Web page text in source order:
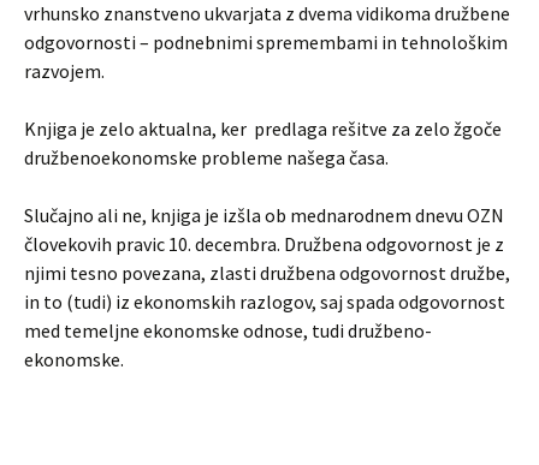
vrhunsko znanstveno ukvarjata z dvema vidikoma družbene
odgovornosti – podnebnimi spremembami in tehnološkim
razvojem.
Knjiga je zelo aktualna, ker predlaga rešitve za zelo žgoče
družbenoekonomske probleme našega časa.
Slučajno ali ne, knjiga je izšla ob mednarodnem dnevu OZN
človekovih pravic 10. decembra. Družbena odgovornost je z
njimi tesno povezana, zlasti družbena odgovornost družbe,
in to (tudi) iz ekonomskih razlogov, saj spada odgovornost
med temeljne ekonomske odnose, tudi družbeno-
ekonomske.